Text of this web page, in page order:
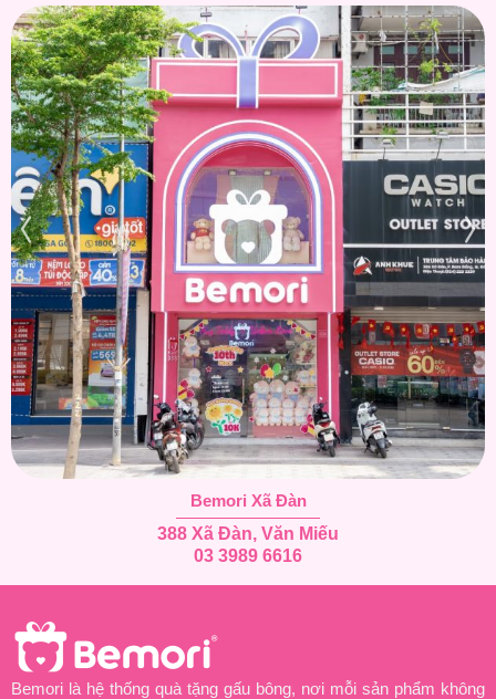
Bemori Xã Đàn
388 Xã Đàn, Văn Miếu
03 3989 6616
Bemori là hệ thống quà tặng gấu bông, nơi mỗi sản phẩm không